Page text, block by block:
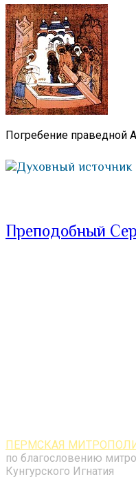
Погребение праведной
Духовный источник
Преподобный
ПЕРМСКАЯ
по благословению
Кунгурского Игнатия